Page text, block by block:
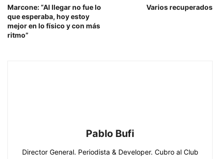
Marcone: “Al llegar no fue lo
que esperaba, hoy estoy
mejor en lo físico y con más
ritmo”
Varios recuperados
Pablo Bufi
Director General. Periodista & Developer. Cubro al Club